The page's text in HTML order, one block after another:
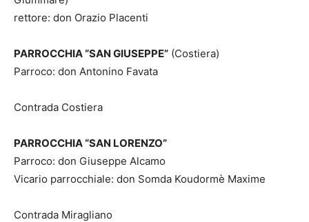
rettore: don Orazio Placenti
PARROCCHIA “SAN GIUSEPPE” (Costiera)
Parroco: don Antonino Favata
Contrada Costiera
PARROCCHIA “SAN LORENZO”
Parroco: don Giuseppe Alcamo
Vicario parrocchiale: don Somda Koudormè Maxime
Contrada Miragliano